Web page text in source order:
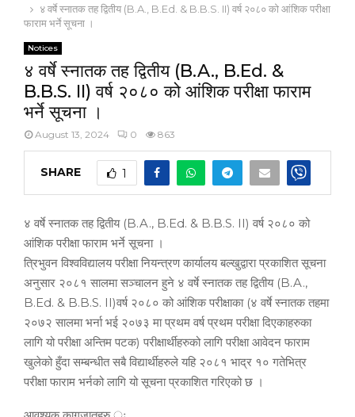
४ वर्षे स्नातक तह द्वितीय (B.A., B.Ed. & B.B.S. II) वर्ष २०८० को आंशिक परीक्षा
फाराम भर्ने सूचना ।
Notices
४ वर्षे स्नातक तह द्वितीय (B.A., B.Ed. &
B.B.S. II) वर्ष २०८० को आंशिक परीक्षा फाराम
भर्ने सूचना ।
August 13, 2024 0 863
SHARE 1
४ वर्षे स्नातक तह द्वितीय (B.A., B.Ed. & B.B.S. II) वर्ष २०८० को
आंशिक परीक्षा फाराम भर्ने सूचना ।
त्रिभुवन विश्वविद्यालय परीक्षा नियन्त्रण कार्यालय बल्खुद्वारा प्रकाशित सूचना
अनुसार २०८१ सालमा सञ्चालन हुने ४ वर्षे स्नातक तह द्वितीय (B.A.,
B.Ed. & B.B.S. II)वर्ष २०८० को आंशिक परीक्षाका (४ वर्षे स्नातक तहमा
२०७२ सालमा भर्ना भई २०७३ मा प्रथम वर्ष प्रथम परीक्षा दिएकाहरुका
लागि यो परीक्षा अन्तिम पटक) परीक्षार्थीहरुको लागि परीक्षा आवेदन फाराम
खुलेको हुँदा सम्बन्धीत सबै विद्यार्थीहरुले यहि २०८१ भाद्र १० गतेभित्र
परीक्षा फाराम भर्नको लागि यो सूचना प्रकाशित गरिएको छ ।